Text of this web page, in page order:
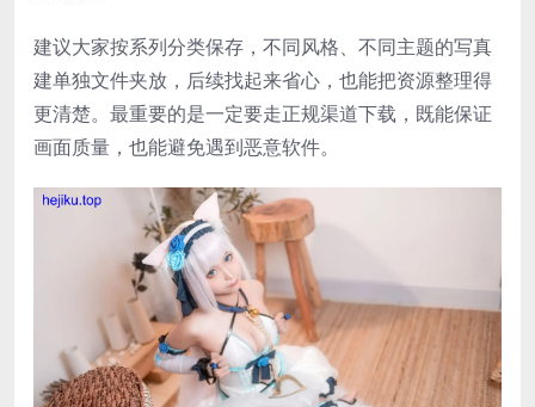
建议大家按系列分类保存，不同风格、不同主题的写真
建单独文件夹放，后续找起来省心，也能把资源整理得
更清楚。最重要的是一定要走正规渠道下载，既能保证
画面质量，也能避免遇到恶意软件。